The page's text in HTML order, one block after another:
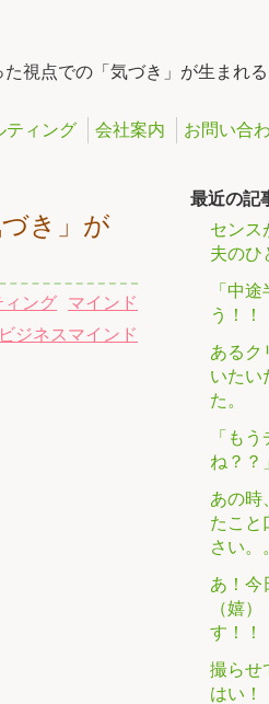
視点での「気づき」が生まれる
ティング 会社案内 お問い合
き」が
ィング
マインド
ビジネスマインド
最近の記
センス
夫のひ
「中
う！！
あるク
いたい
た。
「も
ね？？
あの時
たこと
さい。
あ！今
（嬉
す！！
撮らせ
はい！